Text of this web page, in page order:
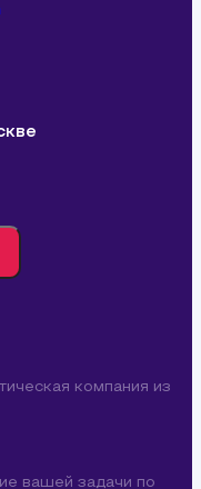
компания из
вашей задачи по